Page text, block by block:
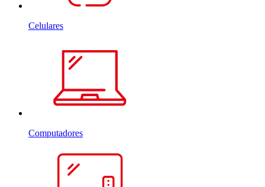
Celulares
Computadores